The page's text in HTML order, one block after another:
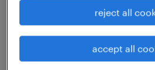
job details reject all
accept all